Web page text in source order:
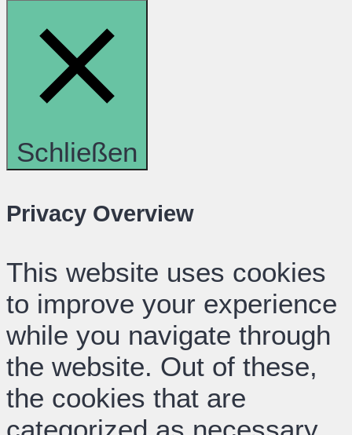
Schließen
Privacy Overview
This website uses cookies
to improve your experience
while you navigate through
the website. Out of these,
the cookies that are